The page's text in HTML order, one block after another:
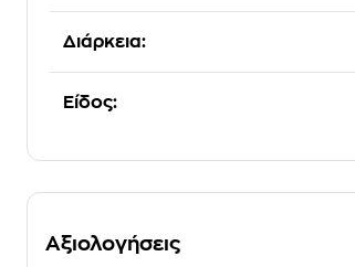
Διάρκεια:
Είδος:
Αξιολογήσεις